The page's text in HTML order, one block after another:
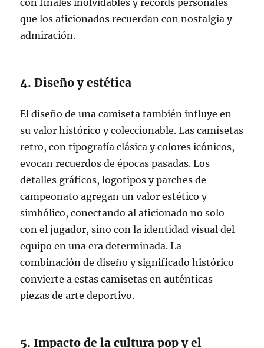
que los aficionados recuerdan con nostalgia y
admiración.
4. Diseño y estética
El diseño de una camiseta también influye en
su valor histórico y coleccionable. Las camisetas
retro, con tipografía clásica y colores icónicos,
evocan recuerdos de épocas pasadas. Los
detalles gráficos, logotipos y parches de
campeonato agregan un valor estético y
simbólico, conectando al aficionado no solo
con el jugador, sino con la identidad visual del
equipo en una era determinada. La
combinación de diseño y significado histórico
convierte a estas camisetas en auténticas
piezas de arte deportivo.
5. Impacto de la cultura pop y el